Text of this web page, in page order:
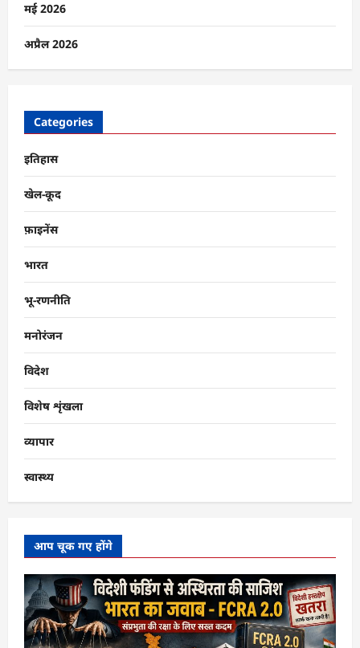
मई 2026
अप्रैल 2026
Categories
इतिहास
खेल-कूद
फ़ाइनेंस
भारत
भू-रणनीति
मनोरंजन
विदेश
विशेष शृंखला
व्यापार
स्वास्थ्य
आप चूक गए होंगे